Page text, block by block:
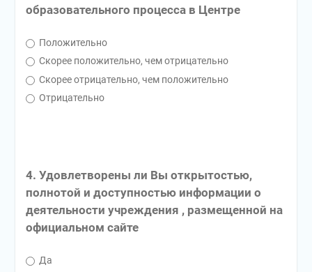
образовательного процесса в Центре
Положительно
Скорее положительно, чем отрицательно
Скорее отрицательно, чем положительно
Отрицательно
4. Удовлетворены ли Вы открытостью,
полнотой и доступностью информации о
деятельности учреждения , размещенной на
официальном сайте
Да